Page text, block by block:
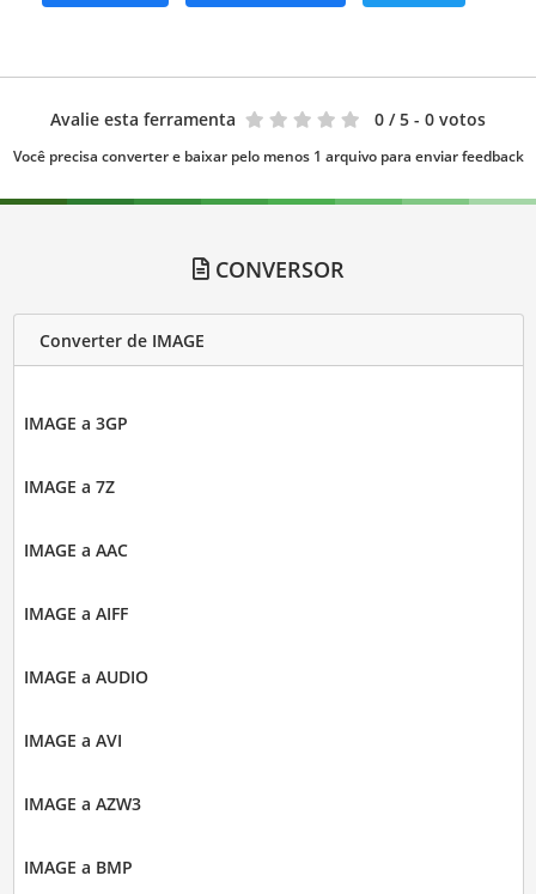
Avalie esta ferramenta 0 / 5 - 0 votos
Você precisa converter e baixar pelo menos 1 arquivo para enviar feedback
CONVERSOR
Converter de IMAGE
IMAGE a 3GP
IMAGE a 7Z
IMAGE a AAC
IMAGE a AIFF
IMAGE a AUDIO
IMAGE a AVI
IMAGE a AZW3
IMAGE a BMP